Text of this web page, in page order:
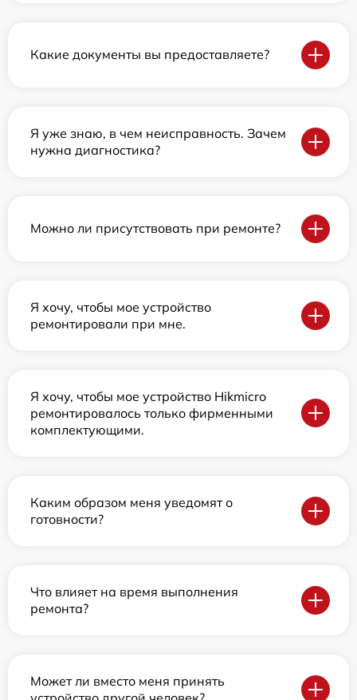
Какие документы вы предоставляете?
Я уже знаю, в чем неисправность. Зачем
нужна диагностика?
Можно ли присутствовать при ремонте?
Я хочу, чтобы мое устройство
ремонтировали при мне.
Я хочу, чтобы мое устройство Hikmicro
ремонтировалось только фирменными
комплектующими.
Каким образом меня уведомят о
готовности?
Что влияет на время выполнения
ремонта?
Может ли вместо меня принять